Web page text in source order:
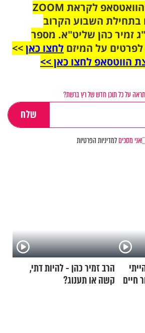
הצטרפו לקבוצת הוואטסאפ לקראת ZOOM
השבוע הקרוב
זמיר כהן שליט"א. מספר
על המיזם לחצו כאן>>
הווטסאפ לחצו כאן >>
על כל תוכן חדש של רץ ברשת?
אני מסכיםלמדיניות הפרטיות
חיים
הרב זמיר כהן - להיות דתי,
קשה או תענוג?